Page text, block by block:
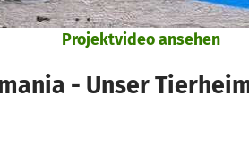
Projektvideo ansehen
- Unser